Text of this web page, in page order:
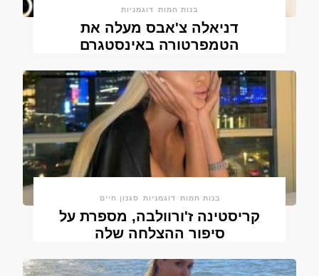
בנות חמות דוגמניות
דניאלה צ'אבס מעלה את
הטמפרטורה באינסטגרם
בנות חמות דוגמניות סגנון חיים
קריסטינה ז'ורוולבה, מספרת על
סיפור ההצלחה שלה